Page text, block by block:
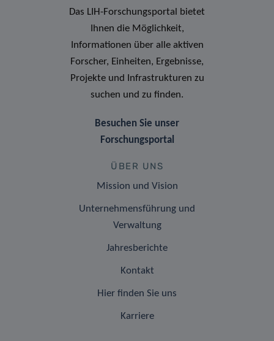
Das LIH-Forschungsportal bietet
Ihnen die Möglichkeit,
Informationen über alle aktiven
Forscher, Einheiten, Ergebnisse,
Projekte und Infrastrukturen zu
suchen und zu finden.
Besuchen Sie unser
Forschungsportal
ÜBER UNS
Mission und Vision
Unternehmensführung und
Verwaltung
Jahresberichte
Kontakt
Hier finden Sie uns
Karriere